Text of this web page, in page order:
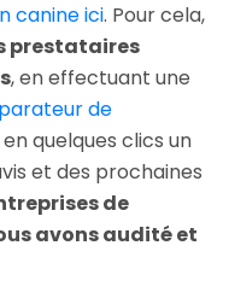
canine ici. Pour cela,
prestataires
, en effectuant une
de
quelques clics un
et des prochaines
de
avons audité et